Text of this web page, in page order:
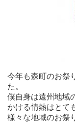
今年も森町のお祭
た。
僕自身は遠州地域
かける情熱はとて
様々な地域のお祭